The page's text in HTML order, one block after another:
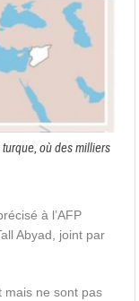
où des milliers
à l’AFP
Abyad, joint par
mais ne sont pas